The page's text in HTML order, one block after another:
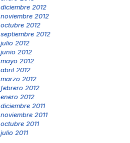
diciembre 2012
noviembre 2012
octubre 2012
septiembre 2012
julio 2012
junio 2012
mayo 2012
abril 2012
marzo 2012
febrero 2012
enero 2012
diciembre 2011
noviembre 2011
octubre 2011
julio 2011